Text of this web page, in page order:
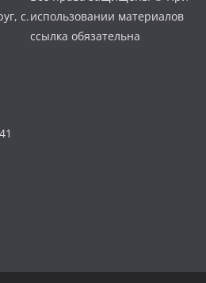
с.использовании материалов
ссылка обязательна